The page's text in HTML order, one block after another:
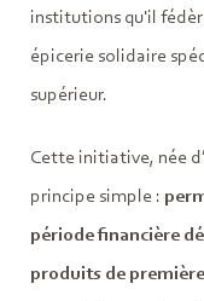
institutions qu'il
épicerie solidaire
supérieur.
Cette initiative, née
principe simple :
période financière
produits de